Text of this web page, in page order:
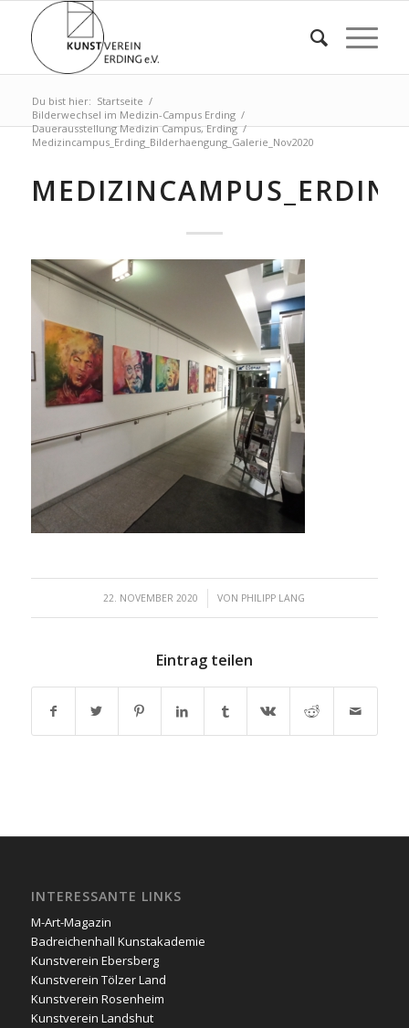
Du bist hier: Startseite /
Bilderwechsel im Medizin-Campus Erding /
Dauerausstellung Medizin Campus, Erding /
Medizincampus_Erding_Bilderhaengung_Galerie_Nov2020
22. NOVEMBER 2020
/ VON PHILIPP LANG
Eintrag teilen
INTERESSANTE LINKS
M-Art-Magazin
Badreichenhall Kunstakademie
Kunstverein Ebersberg
Kunstverein Tölzer Land
Kunstverein Rosenheim
Kunstverein Landshut